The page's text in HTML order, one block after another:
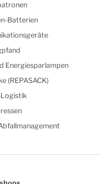
Batterien
Energiesparlampen
(REPASACK)